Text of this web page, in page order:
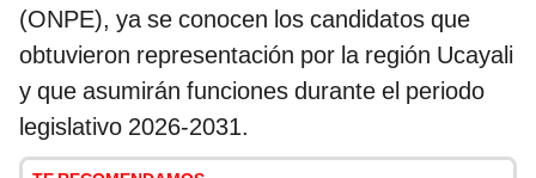
(ONPE), ya se conocen los candidatos que
obtuvieron representación por la región Ucayali
y que asumirán funciones durante el periodo
legislativo 2026-2031.